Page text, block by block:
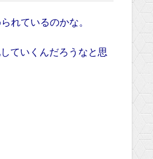
れているのかな。
ていくんだろうなと思